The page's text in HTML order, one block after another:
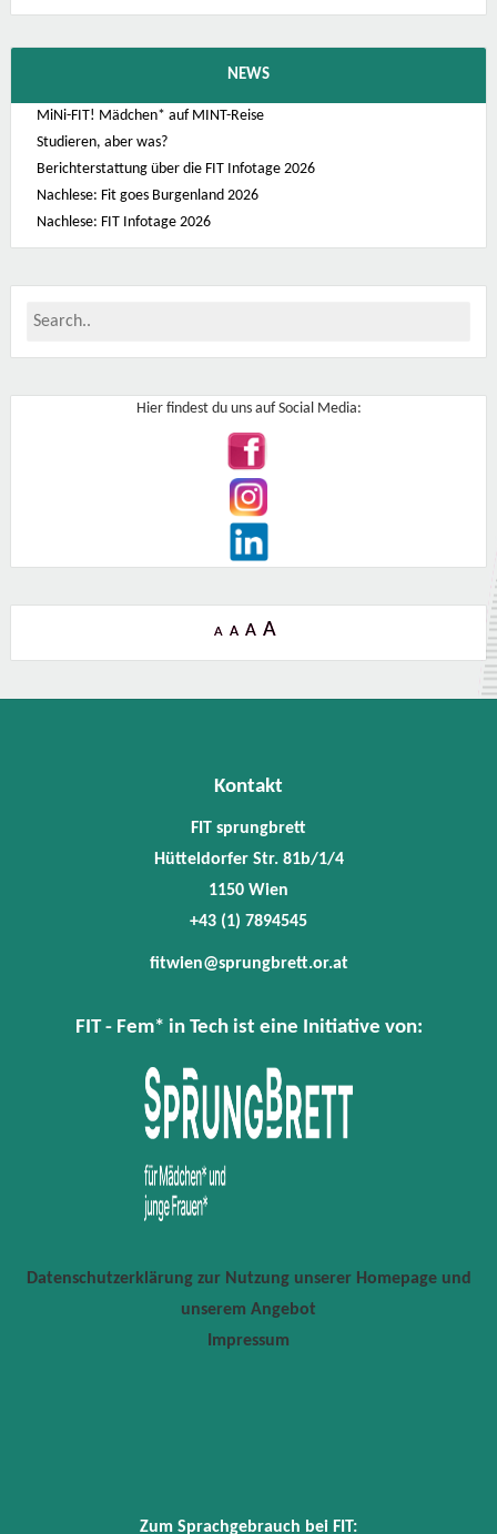
NEWS
MiNi-FIT! Mädchen* auf MINT-Reise
Studieren, aber was?
Berichterstattung über die FIT Infotage 2026
Nachlese: Fit goes Burgenland 2026
Nachlese: FIT Infotage 2026
Hier findest du uns auf Social Media:
A A A A
Kontakt
FIT sprungbrett
Hütteldorfer Str. 81b/1/4
1150 Wien
+43 (1) 7894545
fitwien@sprungbrett.or.at
FIT - Fem* in Tech ist eine Initiative von:
Datenschutzerklärung zur Nutzung unserer Homepage und
unserem Angebot
Impressum
Zum Sprachgebrauch bei FIT: